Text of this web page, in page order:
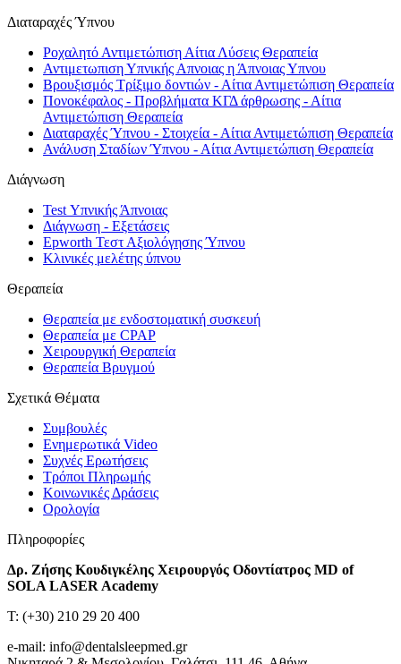
Διαταραχές Ύπνου
Ροχαλητό Αντιμετώπιση Αίτια Λύσεις Θεραπεία
Αντιμετωπιση Υπνικής Απνοιας η Άπνοιας Υπνου
Βρουξισμός Τρίξιμο δοντιών - Αίτια Αντιμετώπιση Θεραπεία
Πονοκέφαλος - Προβλήματα ΚΓΔ άρθρωσης - Αίτια
Αντιμετώπιση Θεραπεία
Διαταραχές Ύπνου - Στοιχεία - Αίτια Αντιμετώπιση Θεραπεία
Ανάλυση Σταδίων Ύπνου - Αίτια Αντιμετώπιση Θεραπεία
Διάγνωση
Test Υπνικής Άπνοιας
Διάγνωση - Εξετάσεις
Epworth Τεστ Αξιολόγησης Ύπνου
Κλινικές μελέτης ύπνου
Θεραπεία
Θεραπεία με ενδοστοματική συσκευή
Θεραπεία με CPAP
Χειρουργική Θεραπεία
Θεραπεία Βρυγμού
Σχετικά Θέματα
Συμβουλές
Ενημερωτικά Video
Συχνές Ερωτήσεις
Τρόποι Πληρωμής
Κοινωνικές Δράσεις
Ορολογία
Πληροφορίες
Δρ. Ζήσης Κουδιγκέλης Χειρουργός Οδοντίατρος MD of
SOLA LASER Academy
T: (+30) 210 29 20 400
e-mail: info@dentalsleepmed.gr